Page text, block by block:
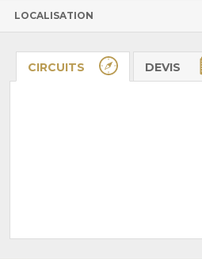
LOCALISATION
CIRCUITS DEVIS